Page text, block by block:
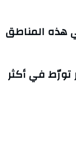
المناطق
تورّط في أكثر